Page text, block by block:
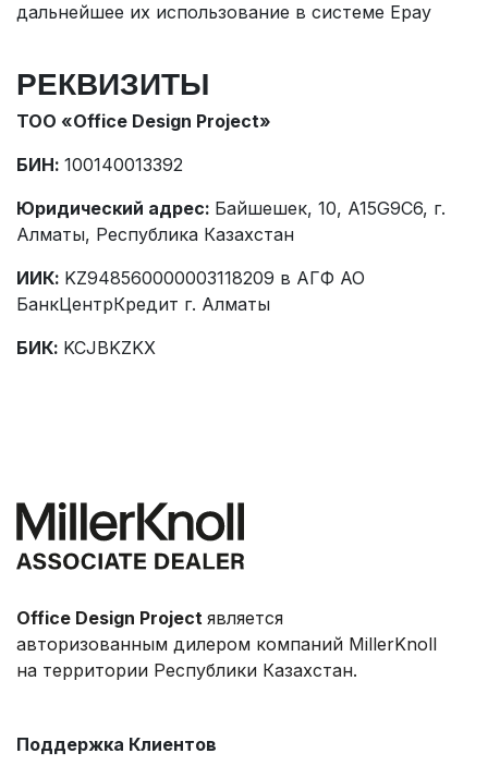
дальнейшее их использование в системе Epay
РЕКВИЗИТЫ
ТОО «Office Design Project»
БИН: 100140013392
Юридический адрес: Байшешек, 10, A15G9C6, г.
Алматы, Республика Казахстан
ИИК: KZ948560000003118209 в АГФ АО
БанкЦентрКредит г. Алматы
БИК: KCJBKZKX
Office Design Project является
авторизованным дилером компаний MillerKnoll
на территории Республики Казахстан.
Поддержка Клиентов